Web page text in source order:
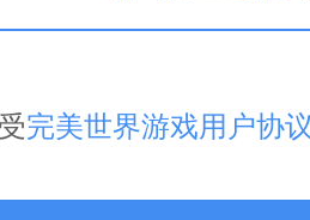
完美世界游戏用户协